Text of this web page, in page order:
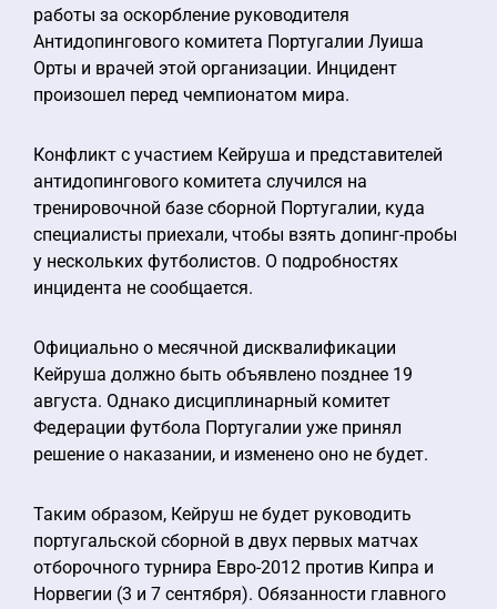
работы за оскорбление руководителя
Антидопингового комитета Португалии Луиша
Орты и врачей этой организации. Инцидент
произошел перед чемпионатом мира.
Конфликт с участием Кейруша и представителей
антидопингового комитета случился на
тренировочной базе сборной Португалии, куда
специалисты приехали, чтобы взять допинг-пробы
у нескольких футболистов. О подробностях
инцидента не сообщается.
Официально о месячной дисквалификации
Кейруша должно быть объявлено позднее 19
августа. Однако дисциплинарный комитет
Федерации футбола Португалии уже принял
решение о наказании, и изменено оно не будет.
Таким образом, Кейруш не будет руководить
португальской сборной в двух первых матчах
отборочного турнира Евро-2012 против Кипра и
Норвегии (3 и 7 сентября). Обязанности главного